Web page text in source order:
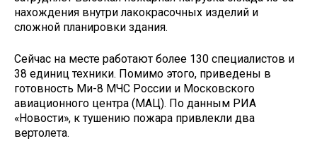
нахождения внутри лакокрасочных изделий и
сложной планировки здания.
Сейчас на месте работают более 130 специалистов и
38 единиц техники. Помимо этого, приведены в
готовность Ми-8 МЧС России и Московского
авиационного центра (МАЦ). По данным РИА
«Новости», к тушению пожара привлекли два
вертолета.